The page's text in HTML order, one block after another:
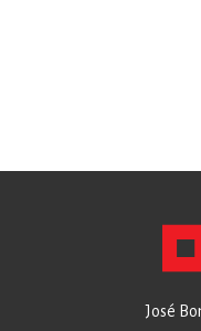
José